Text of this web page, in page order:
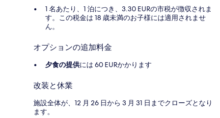
1 名あたり、1 泊につき、3.30 EURの市税が徴収されま
す。この税金は 18 歳未満のお子様には適用されませ
ん。
オプションの追加料金
夕食の提供には 60 EURかかります
改装と休業
施設全体が、12 月 26 日から 3 月 31 日までクローズとなり
ます。